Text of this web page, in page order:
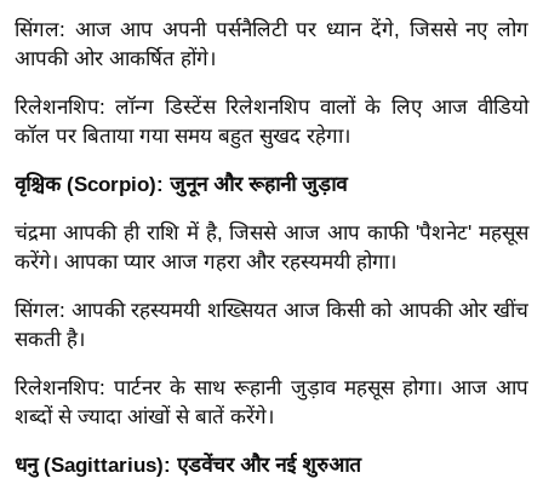
r
e
a
k
i
n
g
N
e
w
ला
इ
फ
सिंगल: आज आप अपनी पर्सनैलिटी पर ध्यान देंगे, जिससे नए लोग
आपकी ओर आकर्षित होंगे।
रिलेशनशिप: लॉन्ग डिस्टेंस रिलेशनशिप वालों के लिए आज वीडियो
कॉल पर बिताया गया समय बहुत सुखद रहेगा।
वृश्चिक (Scorpio): जुनून और रूहानी जुड़ाव
चंद्रमा आपकी ही राशि में है, जिससे आज आप काफी 'पैशनेट' महसूस
करेंगे। आपका प्यार आज गहरा और रहस्यमयी होगा।
सिंगल: आपकी रहस्यमयी शख्सियत आज किसी को आपकी ओर खींच
सकती है।
रिलेशनशिप: पार्टनर के साथ रूहानी जुड़ाव महसूस होगा। आज आप
शब्दों से ज्यादा आंखों से बातें करेंगे।
धनु (Sagittarius): एडवेंचर और नई शुरुआत